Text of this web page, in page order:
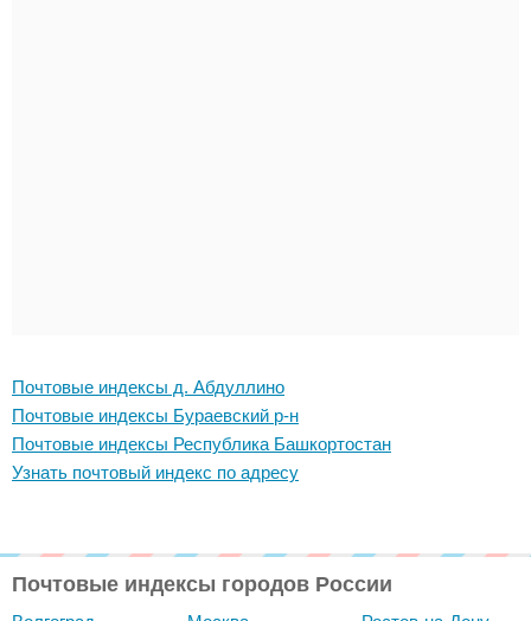
Почтовые индексы д. Абдуллино
Почтовые индексы Бураевский р-н
Почтовые индексы Республика Башкортостан
Узнать почтовый индекс по адресу
Почтовые индексы городов России